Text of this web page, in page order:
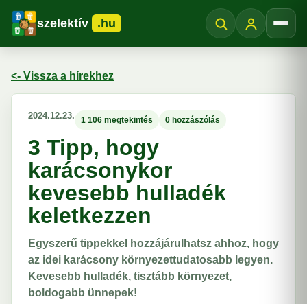
szelektív .hu
<- Vissza a hírekhez
2024.12.23. 1 106 megtekintés 0 hozzászólás
3 Tipp, hogy
karácsonykor
kevesebb hulladék
keletkezzen
Egyszerű tippekkel hozzájárulhatsz ahhoz, hogy
az idei karácsony környezettudatosabb legyen.
Kevesebb hulladék, tisztább környezet,
boldogabb ünnepek!